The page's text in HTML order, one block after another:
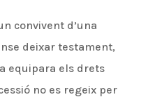
convivent d’una
deixar testament,
equipara els drets
no es regeix per